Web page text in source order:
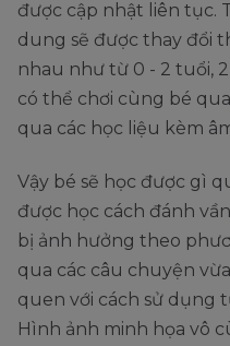
được cập nhật liên tục.
dung sẽ được thay đổi
nhau như từ 0 - 2 tuổi,
có thể chơi cùng bé
qua các học liệu kèm
Vậy bé sẽ học được gì
được học cách đánh
bị ảnh hưởng theo
qua các câu chuyện
quen với cách sử dụng
Hình ảnh minh họa vô